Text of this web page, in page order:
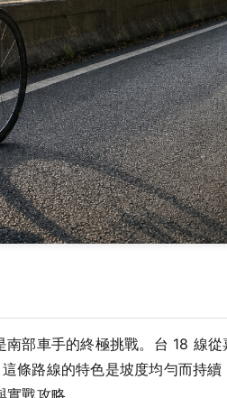
部車手的終極挑戰。台 18 線
路線的特色是坡度均勻而持